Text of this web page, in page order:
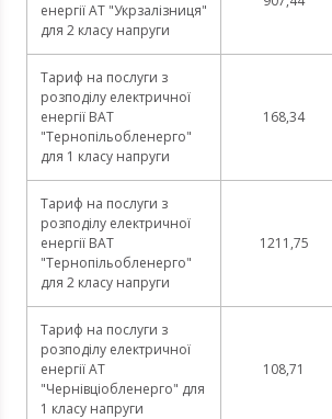
енергії АТ "Укрзалізниця"
для 2 класу напруги
Тариф на послуги з
розподілу електричної
енергії ВАТ
"Тернопільобленерго"
для 1 класу напруги
168,34
Тариф на послуги з
розподілу електричної
енергії ВАТ
"Тернопільобленерго"
для 2 класу напруги
1211,75
Тариф на послуги з
розподілу електричної
енергії АТ
"Чернівціобленерго" для
1 класу напруги
108,71